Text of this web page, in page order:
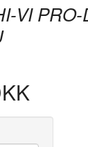
VI